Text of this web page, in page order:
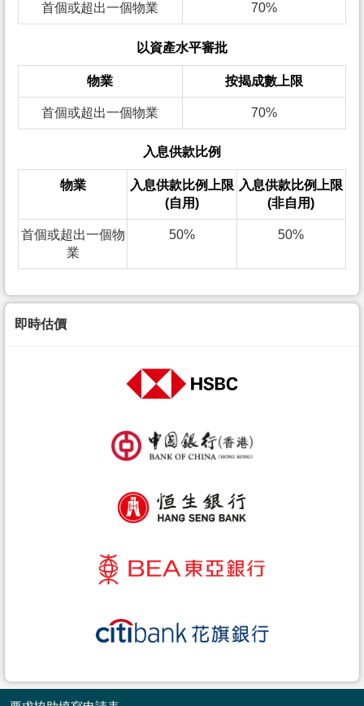
首個或超出一個物業 70%
以資產水平審批
物業 按揭成數上限
首個或超出一個物業 70%
入息供款比例
物業
入息供款比例上限
(自用)
入息供款比例上限
(非自用)
首個或超出一個物
業
50% 50%
即時估價